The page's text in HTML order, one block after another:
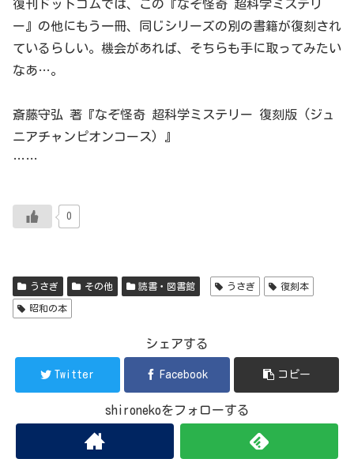
復刊ドットコムでは、この『なぞ怪奇 超科学ミステリ
ー』の他にもう一冊、同じシリーズの別の書籍が復刻され
ているらしい。機会があれば、そちらも手に取ってみたい
なあ…。
斎藤守弘 著『なぞ怪奇 超科学ミステリー 復刻版 (ジュ
ニアチャンピオンコース) 』
……
0
うさぎ その他 読書・図書館 うさぎ 復刻本
昭和の本
シェアする
Twitter Facebook コピー
shironekoをフォローする